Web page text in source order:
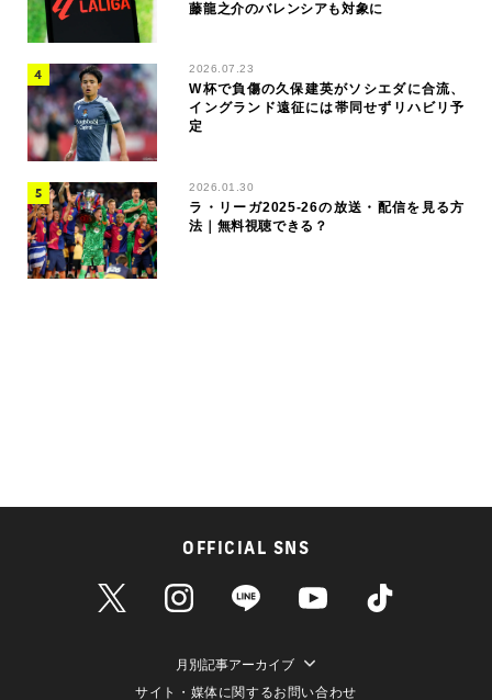
藤龍之介のバレンシアも対象に
2026.07.23
W杯で負傷の久保建英がソシエダに合流、
イングランド遠征には帯同せずリハビリ予
定
2026.01.30
ラ・リーガ2025-26の放送・配信を見る方
法｜無料視聴できる？
OFFICIAL SNS
月別記事アーカイブ
サイト・媒体に関するお問い合わせ